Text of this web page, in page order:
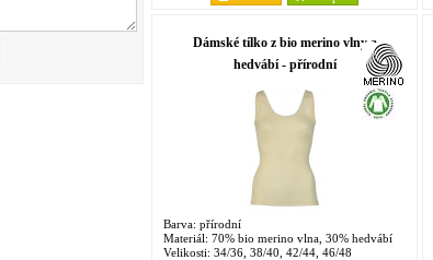
Dámské tílko z bio merino vlny a
hedvábí - přírodní
Barva: přírodní
Materiál: 70% bio merino vlna, 30% hedvábí
Velikosti: 34/36, 38/40, 42/44, 46/48